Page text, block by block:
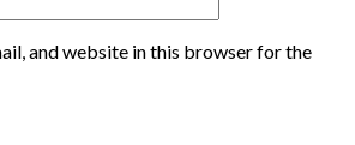
and website in this browser for the